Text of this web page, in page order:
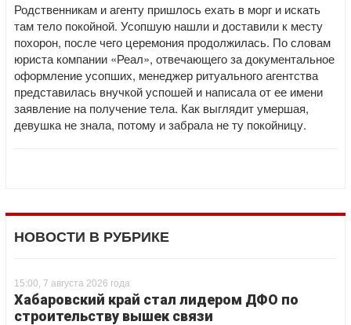
Родственникам и агенту пришлось ехать в морг и искать
там тело покойной. Усопшую нашли и доставили к месту
похорон, после чего церемония продолжилась. По словам
юриста компании «Реал», отвечающего за документальное
оформление усопших, менеджер ритуального агентства
представилась внучкой успошей и написала от ее имени
заявление на получение тела. Как выглядит умершая,
девушка не знала, потому и забрала не ту покойницу.
НОВОСТИ В РУБРИКЕ
15:00, 7 августа 2026 года
Хабаровский край стал лидером ДФО по
строительству вышек связи